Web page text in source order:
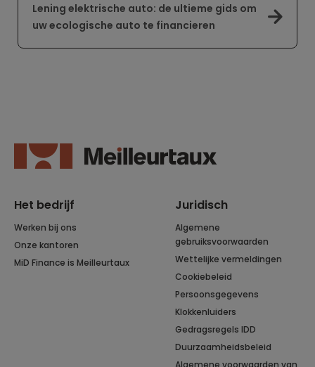
Lening elektrische auto: de ultieme gids om
uw ecologische auto te financieren
Het bedrijf
Werken bij ons
Onze kantoren
MiD Finance is Meilleurtaux
Juridisch
Algemene
gebruiksvoorwaarden
Wettelijke vermeldingen
Cookiebeleid
Persoonsgegevens
Klokkenluiders
Gedragsregels IDD
Duurzaamheidsbeleid